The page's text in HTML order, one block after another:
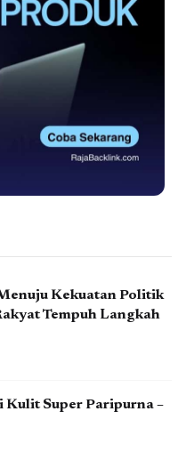
Kekuatan Politik
Tempuh Langkah
Super Paripurna –